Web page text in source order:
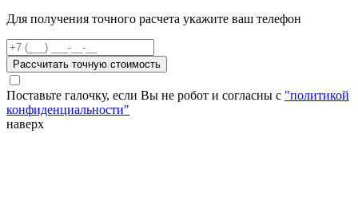
Для получения точного расчета укажите ваш телефон
Рассчитать точную стоимость
Поставьте галочку, если Вы не робот и согласны с "политикой
конфиденциальности"
наверх